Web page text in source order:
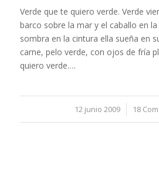
Verde que te quiero verde. Verde
barco sobre la mar y el caballo en
sombra en la cintura ella sueña en
carne, pelo verde, con ojos de fría
quiero verde.…
12 junio 2009
/ 18